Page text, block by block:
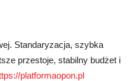
Standaryzacja, szybka
przestoje, stabilny budżet i
platformaopon.pl